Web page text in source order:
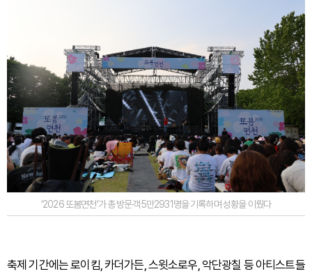
‘2026 또봄면천’가 총 방문객 5만2931명을 기록하며 성황을 이뤘다
축제 기간에는 로이킴, 카더가든, 스윗소로우, 악단광칠 등 아티스트들